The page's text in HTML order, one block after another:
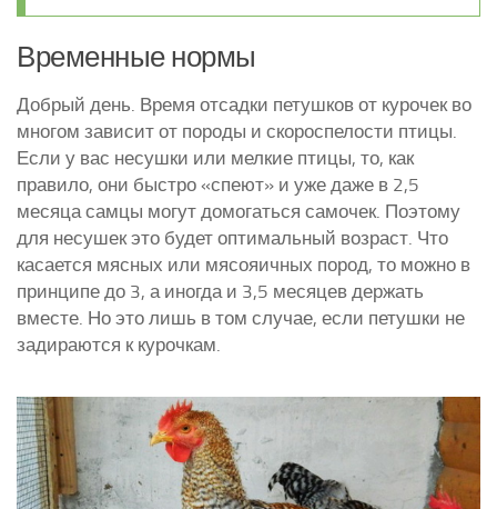
Разведение и содержание кур
Курятники и клетки
Полезное о курах
Другие птицы
Гуси
Индюки
Перепела
Утки
Временные нормы
Добрый день. Время отсадки петушков от курочек во
многом зависит от породы и скороспелости птицы.
Если у вас несушки или мелкие птицы, то, как
правило, они быстро «спеют» и уже даже в 2,5
месяца самцы могут домогаться самочек. Поэтому
для несушек это будет оптимальный возраст. Что
касается мясных или мясояичных пород, то можно в
принципе до 3, а иногда и 3,5 месяцев держать
вместе. Но это лишь в том случае, если петушки не
задираются к курочкам.